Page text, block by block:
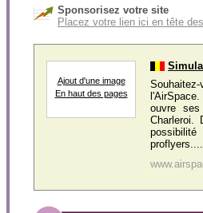
Sponsorisez votre site
Placez votre lien ici en tête
Ajout d'une image
En haut des pages
ouvre
Charleroi.
proflyers....